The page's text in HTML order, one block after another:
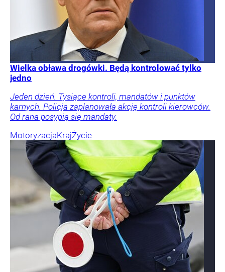
Wielka obława drogówki. Będą kontrolować tylko
jedno
Jeden dzień. Tysiące kontroli, mandatów i punktów
karnych. Policja zaplanowała akcję kontroli kierowców.
Od rana posypią się mandaty.
MotoryzacjaKrajŻycie